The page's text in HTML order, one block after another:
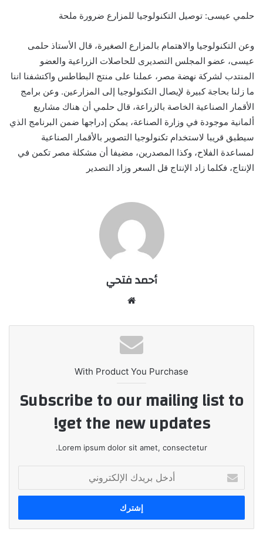
حلمي عيسى: توصيل التكنولوجيا للمزارع ضرورة ملحة
وعن التكنولوجيا والاهتمام بالمزارع الصغيرة، قال الأستاذ حلمى
عيسى، عضو المجلس التصديرى للحاصلات الزراعية والعضو
المنتدب لشركة نهضة مصر، عملنا على منتج البطاطس واكتشفنا اننا
ما زلنا بحاجة كبيرة لإيصال التكنولوجيا إلى المزارعين. وعن برامج
الأقمار الصناعية الخاصة بالزراعة، قال حلمي أن هناك مشاريع
ألمانية موجودة في وزارة الصناعة، يمكن إدراجها ضمن البرنامج الذي
سيطبق قريبا لاستخدام تكنولوجيا التصوير بالأقمار الصناعية
لمساعدة الفلاح، وكذا المصدرين، مضيفا أن مشكلة مصر تكمن في
الإنتاج، فكلما زاد الإنتاج قل السعر وزاد التصدير
أحمد فتحي
With Product You Purchase
Subscribe to our mailing list to
get the new updates!
Lorem ipsum dolor sit amet, consectetur.
بريدك
الإلكتروني